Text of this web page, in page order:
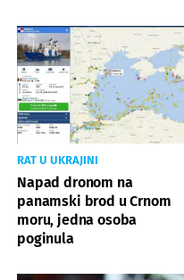
RAT U UKRAJINI
Napad dronom na
panamski brod u Crnom
moru, jedna osoba
poginula